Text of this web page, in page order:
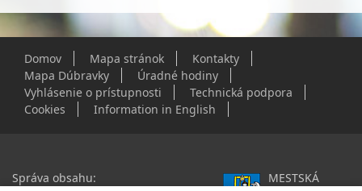
Domov Mapa stránok
Kontakty
Mapa Dúbravky
Úradné hodiny
Vyhlásenie o prístupnosti
Technická podpora
Cookies
Information in English
Správa obsahu:
MESTSKÁ